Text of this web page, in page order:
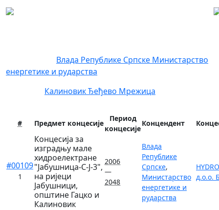
Влада Републике Српске Министарство
енергетике и рударства
КалиновикЂеђево Мрежица
# Предмет концесије
Период
концесије
Концендент
#00109
1
Концесија за
изградњу мале
хидроелектране
"Јабушница-С-Ј-3",
на ријеци
Јабушници,
општине Гацко и
Калиновик
2006
—
2048
Влада
Републике
Српске,
Министарство
енергетике и
рударства
д.о.о.